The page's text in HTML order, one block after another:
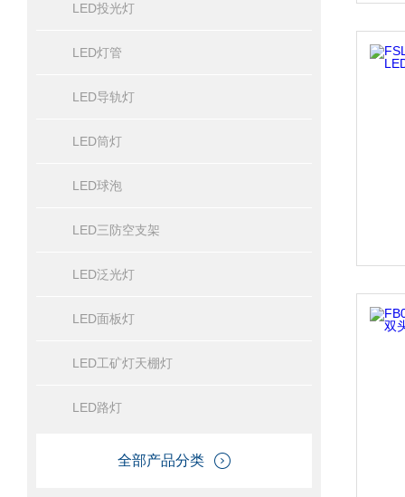
LED投光灯
LED灯管
LED导轨灯
LED筒灯
LED球泡
LED三防空支架
LED泛光灯
LED面板灯
LED工矿灯天棚灯
LED路灯
全部产品分类